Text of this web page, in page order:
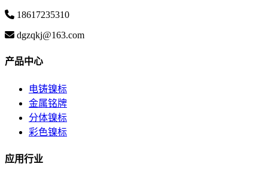
18617235310
dgzqkj@163.com
产品中心
电铸镍标
金属铭牌
分体镍标
彩色镍标
应用行业